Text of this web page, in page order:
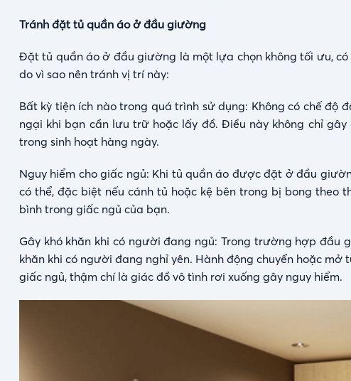
Tránh đặt tủ quần áo ở đầu giường
Đặt tủ quần áo ở đầu giường là một lựa chọn không tối ưu,
do vì sao nên tránh vị trí này:
Bất kỳ tiện ích nào trong quá trình sử dụng: Không có chế
ngại khi bạn cần lưu trữ hoặc lấy đồ. Điều này không chỉ
trong sinh hoạt hàng ngày.
Nguy hiểm cho giấc ngủ: Khi tủ quần áo được đặt ở đầu
có thể, đặc biệt nếu cánh tủ hoặc kệ bên trong bị bong
bình trong giấc ngủ của bạn.
Gây khó khăn khi có người đang ngủ: Trong trường hợp
khăn khi có người đang nghỉ yên. Hành động chuyển hoặc
giấc ngủ, thậm chí là giác đồ vô tình rơi xuống gây nguy hiểm.